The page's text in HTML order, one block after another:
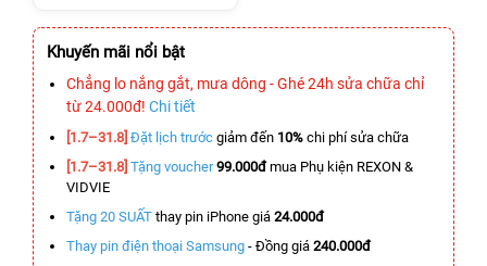
Khuyến mãi nổi bật
Chẳng lo nắng gắt, mưa dông - Ghé 24h sửa chữa chỉ
từ 24.000đ! Chi tiết
[1.7–31.8] Đặt lịch trước giảm đến 10% chi phí sửa chữa
[1.7–31.8] Tặng voucher 99.000đmua Phụ kiện REXON &
VIDVIE
Tặng 20 SUẤT thay pin iPhone giá 24.000đ
Thay pin điện thoại Samsung - Đồng giá 240.000đ